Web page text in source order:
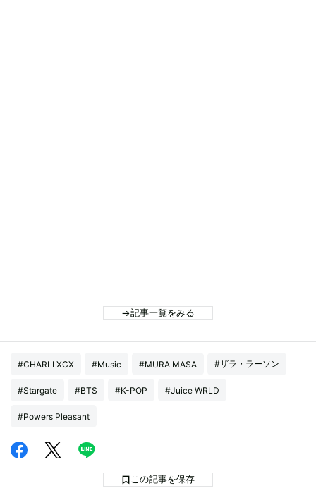
記事一覧をみる
#CHARLI XCX #Music #MURA MASA #ザラ・ラーソン
#Stargate #BTS #K-POP #Juice WRLD
#Powers Pleasant
この記事を保存